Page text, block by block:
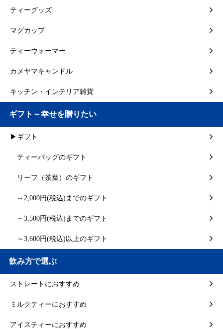
ティーグッズ
マグカップ
ティーウォーマー
カメヤマキャンドル
キッチン・インテリア雑貨
ギフト～幸せを贈りたい
▶ギフト
ティーバッグのギフト
リーフ（茶葉）のギフト
～2,000円(税込)までのギフト
～3,500円(税込)までのギフト
～3,600円(税込)以上のギフト
飲み方で選ぶ
ストレートにおすすめ
ミルクティーにおすすめ
アイスティーにおすすめ